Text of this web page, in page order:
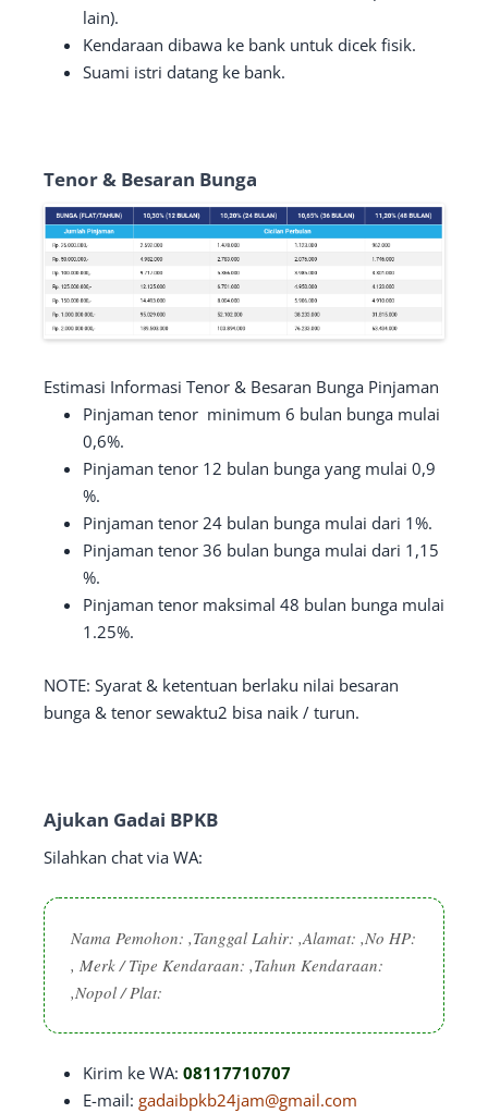
lain).
Kendaraan dibawa ke bank untuk dicek fisik.
Suami istri datang ke bank.
Tenor & Besaran Bunga
Estimasi Informasi Tenor & Besaran Bunga Pinjaman
Pinjaman tenor minimum 6 bulan bunga mulai
0,6%.
Pinjaman tenor 12 bulan bunga yang mulai 0,9
%.
Pinjaman tenor 24 bulan bunga mulai dari 1%.
Pinjaman tenor 36 bulan bunga mulai dari 1,15
%.
Pinjaman tenor maksimal 48 bulan bunga mulai
1.25%.
NOTE: Syarat & ketentuan berlaku nilai besaran
bunga & tenor sewaktu2 bisa naik / turun.
Ajukan Gadai BPKB
Silahkan chat via WA:
Nama Pemohon: ,Tanggal Lahir: ,Alamat: ,No HP:
, Merk / Tipe Kendaraan: ,Tahun Kendaraan:
,Nopol / Plat:
Kirim ke WA: 08117710707
E-mail: gadaibpkb24jam@gmail.com